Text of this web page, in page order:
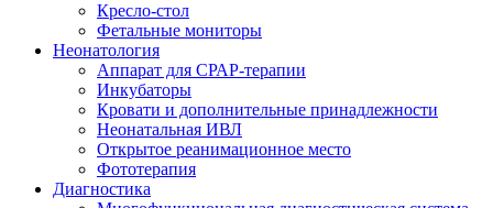
Кресло-стол
Фетальные мониторы
Неонатология
Аппарат для СРАР-терапии
Инкубаторы
Кровати и дополнительные принадлежности
Неонатальная ИВЛ
Открытое реанимационное место
Фототерапия
Диагностика